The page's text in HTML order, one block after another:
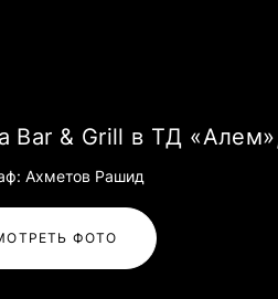
Bar & Grill в ТД
Ахметов Рашид
ФОТО